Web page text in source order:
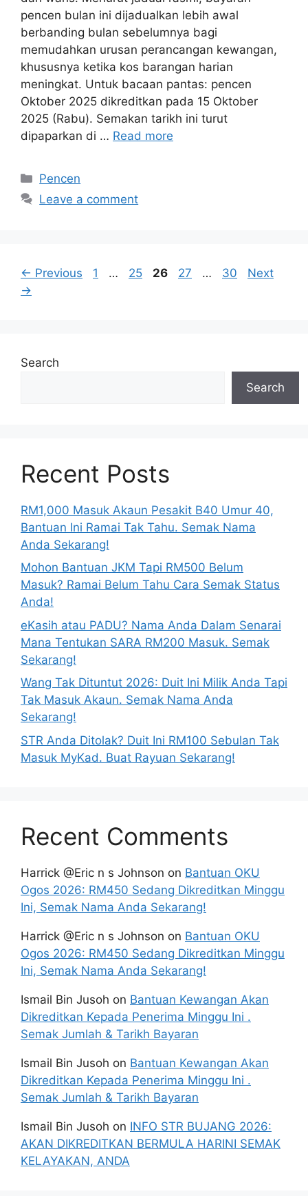
pencen bulan ini dijadualkan lebih awal
berbanding bulan sebelumnya bagi
memudahkan urusan perancangan kewangan,
khususnya ketika kos barangan harian
meningkat. Untuk bacaan pantas: pencen
Oktober 2025 dikreditkan pada 15 Oktober
2025 (Rabu). Semakan tarikh ini turut
dipaparkan di … Read more
Categories
Pencen
Leave a comment
← Previous Page
1 … Page
25 Page
26 Page
27 … Page
30
Next
→
Search
Search
Recent Posts
RM1,000 Masuk Akaun Pesakit B40 Umur 40,
Bantuan Ini Ramai Tak Tahu. Semak Nama
Anda Sekarang!
Mohon Bantuan JKM Tapi RM500 Belum
Masuk? Ramai Belum Tahu Cara Semak Status
Anda!
eKasih atau PADU? Nama Anda Dalam Senarai
Mana Tentukan SARA RM200 Masuk. Semak
Sekarang!
Wang Tak Dituntut 2026: Duit Ini Milik Anda Tapi
Tak Masuk Akaun. Semak Nama Anda
Sekarang!
STR Anda Ditolak? Duit Ini RM100 Sebulan Tak
Masuk MyKad. Buat Rayuan Sekarang!
Recent Comments
Harrick @Eric n s Johnson on Bantuan OKU
Ogos 2026: RM450 Sedang Dikreditkan Minggu
Ini, Semak Nama Anda Sekarang!
Harrick @Eric n s Johnson on Bantuan OKU
Ogos 2026: RM450 Sedang Dikreditkan Minggu
Ini, Semak Nama Anda Sekarang!
Ismail Bin Jusoh on Bantuan Kewangan Akan
Dikreditkan Kepada Penerima Minggu Ini .
Semak Jumlah & Tarikh Bayaran
Ismail Bin Jusoh on Bantuan Kewangan Akan
Dikreditkan Kepada Penerima Minggu Ini .
Semak Jumlah & Tarikh Bayaran
Ismail Bin Jusoh on INFO STR BUJANG 2026:
AKAN DIKREDITKAN BERMULA HARINI SEMAK
KELAYAKAN, ANDA